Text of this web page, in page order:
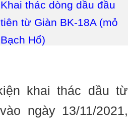
Khai thác dòng dầu đầu
tiên từ Giàn BK-18A (mỏ
Bạch Hổ)
khai thác dầu từ
ngày 13/11/2021,